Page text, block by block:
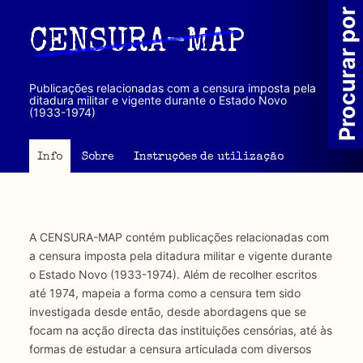
principal
CENSURA-MAP
Publicações relacionadas com a censura imposta pela
ditadura militar e vigente durante o Estado Novo
(1933-1974)
Info Sobre Instruções de utilização
A CENSURA-MAP contém publicações relacionadas com
a censura imposta pela ditadura militar e vigente durante
o Estado Novo (1933-1974). Além de recolher escritos
até 1974, mapeia a forma como a censura tem sido
investigada desde então, desde abordagens que se
focam na acção directa das instituições censórias, até às
formas de estudar a censura articulada com diversos
Procurar por